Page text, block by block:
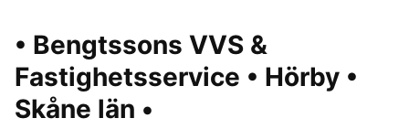
• Bengtssons VVS &
Fastighetsservice • Hörby •
Skåne län •